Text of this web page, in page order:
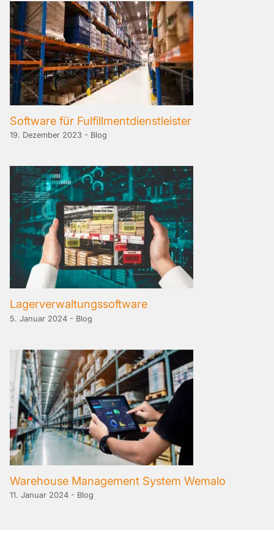
Software für Fulfillmentdienstleister
19. Dezember 2023 - Blog
Lagerverwaltungssoftware
5. Januar 2024 - Blog
Warehouse Management System Wemalo
11. Januar 2024 - Blog